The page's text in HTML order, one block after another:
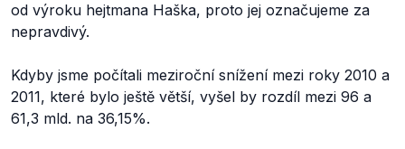
od výroku hejtmana Haška, proto jej označujeme za
nepravdivý.
Kdyby jsme počítali meziroční snížení mezi roky 2010 a
2011, které bylo ještě větší, vyšel by rozdíl mezi 96 a
61,3 mld. na 36,15%.